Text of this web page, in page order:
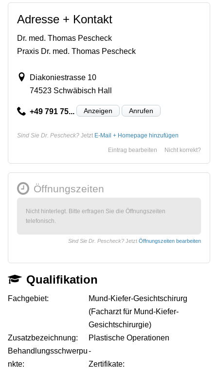
Adresse + Kontakt
Dr. med. Thomas Pescheck
Praxis Dr. med. Thomas Pescheck
Diakoniestrasse 10
74523 Schwäbisch Hall
+49 791 75... Anzeigen Anrufen
Sind Sie Dr. Pescheck? Jetzt E-Mail + Homepage hinzufügen
Nicht korrekt?
Eintrag bearbeiten
Öffnungszeiten
Nicht hinterlegt. Bitte erfragen Sie die Öffnungszeiten
telefonisch.
Sind Sie Dr. Pescheck? Jetzt Öffnungszeiten bearbeiten
Qualifikation
Fachgebiet:
Mund-Kiefer-Gesichtschirurg
(Facharzt für Mund-Kiefer-
Gesichtschirurgie)
Zusatzbezeichnung:
Plastische Operationen
Behandlungsschwerpu
nkte:
-
Zertifikate: